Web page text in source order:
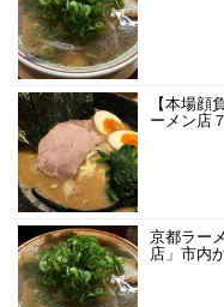
【本場顔
ーメン店
京都ラー
店」市内